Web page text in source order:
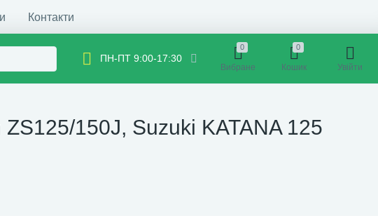
Контакти
ПН-ПТ 9:00-17:30
0
Вибране
0
Кошик Увійти
ZS125/150J, Suzuki KATANA 125